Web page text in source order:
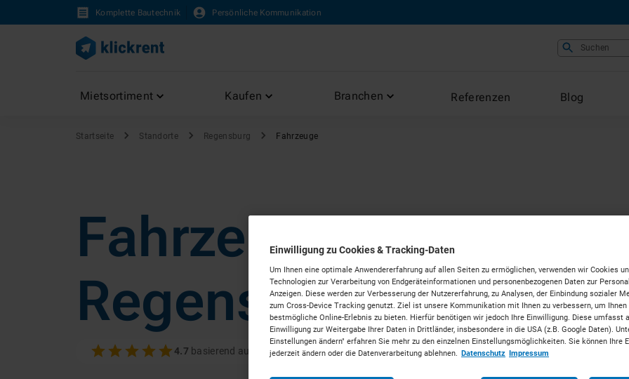
Komplette Bautechnik Persönliche Kommunikation
Suchen
Mietsortiment Kaufen Branchen Referenzen Blog
Startseite Standorte Regensburg Fahrzeuge
Fahrzeuge mieten in
Regensburg
4.7 basierend auf 100+ Bewertungen
Einwilligung zu Cookies & Tracking-Daten
Um Ihnen eine optimale Anwendererfahrung auf allen Seiten zu ermöglichen, verwenden wir Cookies
Technologien zur Verarbeitung von Endgeräteinformationen und personenbezogenen Daten zur
Anzeigen. Diese werden zur Verbesserung der Nutzererfahrung, zu Analysen, der Einbindung sozialer
zum Cross-Device Tracking genutzt. Ziel ist unsere Kommunikation mit Ihnen zu verbessern, um Ihnen
bestmögliche Online-Erlebnis zu bieten. Hierfür benötigen wir jedoch Ihre Einwilligung. Diese umfasst
Einwilligung zur Weitergabe Ihrer Daten in Drittländer, insbesondere in die USA (z.B. Google Daten).
Einstellungen ändern" erfahren Sie mehr zu den einzelnen Einstellungsmöglichkeiten. Sie können Ihre
jederzeit ändern oder die Datenverarbeitung ablehnen. Datenschutz Impressum